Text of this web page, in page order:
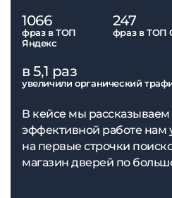
1066
фраз в ТОП
Яндекс
247
фраз в ТОП
в 5,1 раз
увеличили органический
В кейсе мы рассказываем
эффективной работе нам
на первые строчки
магазин дверей по